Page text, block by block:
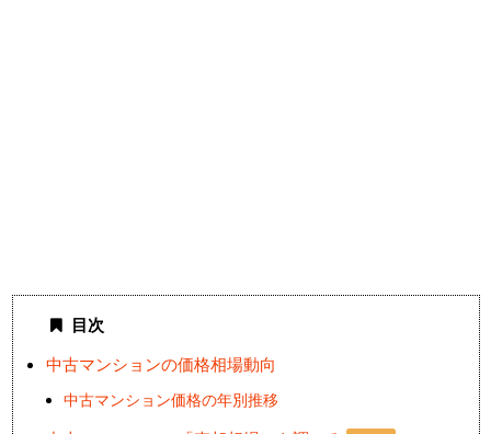
目次
中古マンションの価格相場動向
中古マンション価格の年別推移